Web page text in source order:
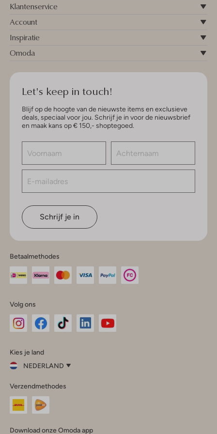
Klantenservice
Account
Inspiratie
Omoda
Let's keep in touch!
Blijf op de hoogte van de nieuwste items en exclusieve
deals, speciaal voor jou. Schrijf je in voor de nieuwsbrief
en maak kans op € 150,- shoptegoed.
Schrijf je in
Betaalmethodes
Volg ons
InstagramFacebook
Kies je land
NEDERLAND
je
land
Nederland
Verzendmethodes
Download onze Omoda app